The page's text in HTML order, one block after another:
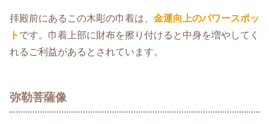
拝殿前にあるこの木彫の巾着は、 金運向上のパワースポッ
ト です。巾着上部に財布を擦り付けると中身を増やしてく
れるご利益があるとされています。
弥勒菩薩像